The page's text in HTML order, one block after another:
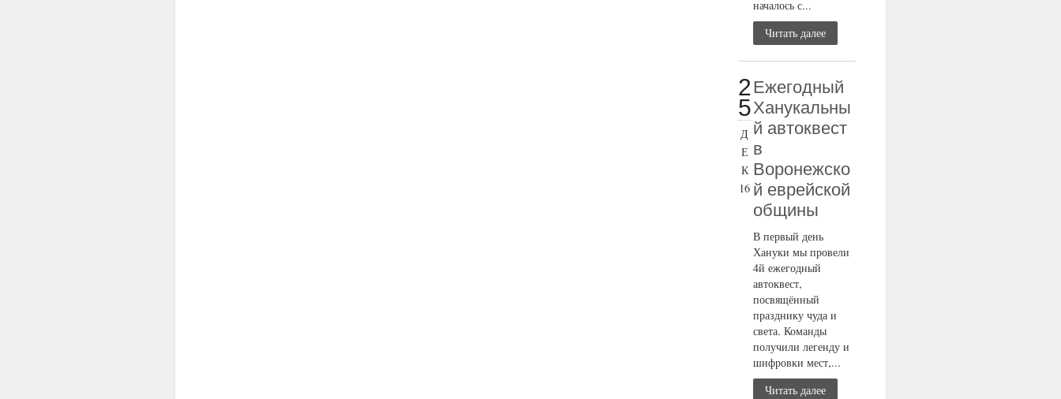
началось с...
Читать далее
2
5
Д
Е
К
16
Ежегодный
Ханукальны
й автоквест
в
Воронежско
й еврейской
общины
В первый день
Хануки мы провели
4й ежегодный
автоквест,
посвящённый
празднику чуда и
света. Команды
получили легенду и
шифровки мест,...
Читать далее